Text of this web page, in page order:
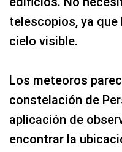
telescopios, ya
cielo visible.
Los meteoros
constelación de
aplicación de
encontrar la